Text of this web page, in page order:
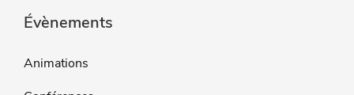
Évènements
Animations